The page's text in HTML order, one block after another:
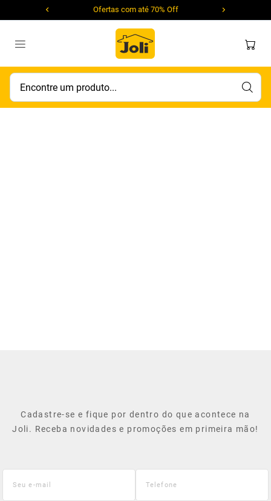
Ofertas com até 70% Off
Encontre um produto...
Cadastre-se e fique por dentro do que acontece na
Joli. Receba novidades e promoções em primeira mão!